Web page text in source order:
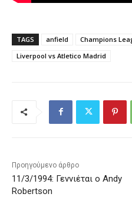
TAGS anfield
Champions
Liverpool vs Atletico Madrid
Προηγούμενο άρθρο
11/3/1994: Γεννιέται ο Andy
Robertson